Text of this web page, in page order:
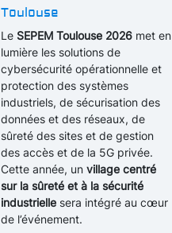
Toulouse
Le SEPEM Toulouse 2026met en
lumière les solutions de
cybersécurité opérationnelle et
protection des systèmes
industriels, de sécurisation des
données et des réseaux, de
sûreté des sites et de gestion
des accès et de la 5G privée.
Cette année, un village centré
sur la sûreté et à la sécurité
industriellesera intégré au cœur
de l’événement.